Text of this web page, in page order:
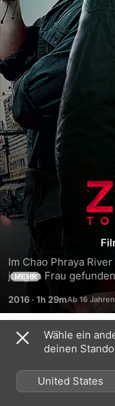
Im Chao Phraya
jungen Frau
Peter erkennt sie
Opfer handelt es sich
Johnny, mit dem er
Zusammen setzen
Verantwortlichen für
gefährlich
blutiger
MEHR
2016 · 1h 29m
Trailer
Wähle ein
deinen
United States